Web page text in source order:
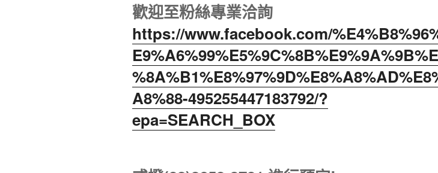
歡迎至粉絲專業洽詢
https://www.facebook.com/
A8%88-495255447183792/?
epa=SEARCH_BOX